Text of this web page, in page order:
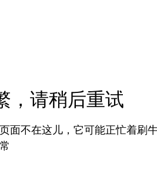
，请稍后重试
面不在这儿，它可能正忙着刷